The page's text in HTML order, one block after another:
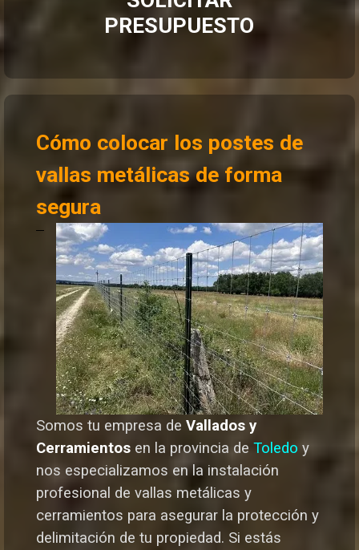
PRESUPUESTO
Cómo colocar los postes de
vallas metálicas de forma
segura
Somos tu empresa de Vallados y
Cerramientos en la provincia de Toledo y
nos especializamos en la instalación
profesional de vallas metálicas y
cerramientos para asegurar la protección y
delimitación de tu propiedad. Si estás